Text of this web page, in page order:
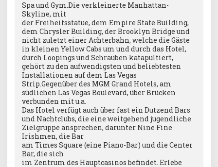
Spa und Gym.Die verkleinerte Manhattan-
Skyline, mit
der Freiheitsstatue, dem Empire State Building,
dem Chrysler Building, der Brooklyn Bridge und
nicht zuletzt einer Achterbahn, welche die Gäste
in kleinen Yellow Cabs um und durch das Hotel,
durch Loopings und Schrauben katapultiert,
gehört zu den aufwendigsten und beliebtesten
Installationen auf dem Las Vegas
Strip.Gegenüber des MGM Grand Hotels, am
südlichen Las Vegas Boulevard, über Brücken
verbunden mit u.a.
Das Hotel verfügt auch über fast ein Dutzend Bars
und Nachtclubs, die eine weitgehend jugendliche
Zielgruppe ansprechen, darunter Nine Fine
Irishmen, die Bar
am Times Square (eine Piano-Bar) und die Center
Bar, die sich
im Zentrum des Hauptcasinos befindet. Erlebe